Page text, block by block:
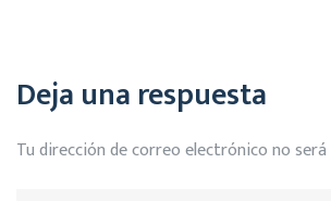
Deja una respuesta
Tu dirección de correo electrónico no será